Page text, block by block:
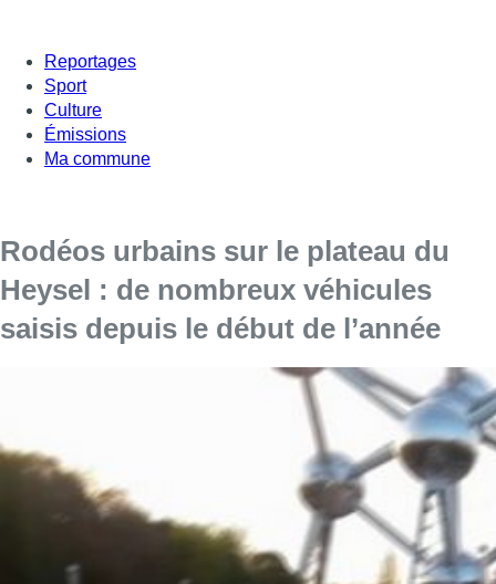
Reportages
Sport
Culture
Émissions
Ma commune
Rodéos urbains sur le plateau du
Heysel : de nombreux véhicules
saisis depuis le début de l’année